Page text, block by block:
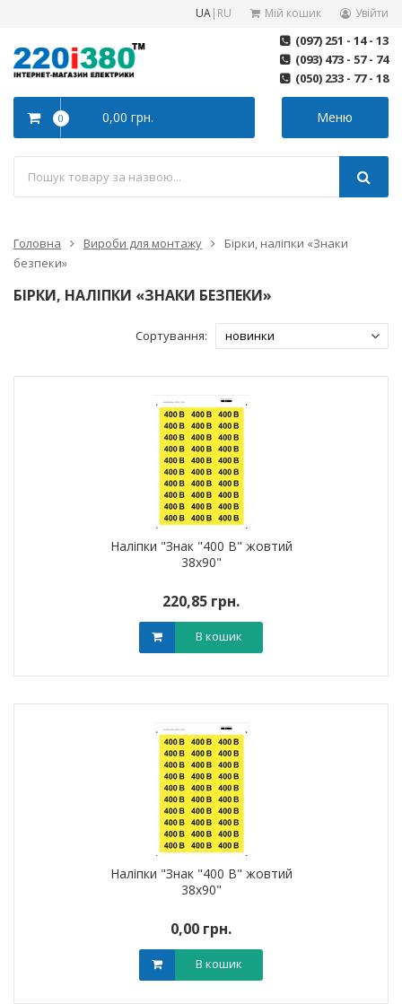
UA| RU Мій кошик Увійти
(097) 251 - 14 - 13
(093) 473 - 57 - 74
(050) 233 - 77 - 18
Меню
0 0,00 грн.
Головна Вироби для монтажу
Бірки, наліпки «Знаки
безпеки»
БІРКИ, НАЛІПКИ «ЗНАКИ БЕЗПЕКИ»
Сортування:
Наліпки "Знак "400 В" жовтий
38х90"
220,85 грн.
В кошик
Наліпки "Знак "400 В" жовтий
38х90"
0,00 грн.
В кошик